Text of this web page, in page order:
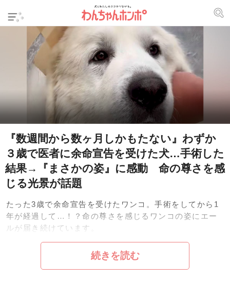
『数週間から数ヶ月しかもたない』わずか
３歳で医者に余命宣告を受けた犬…手術した
結果→『まさかの姿』に感動 命の尊さを感
じる光景が話題
たった3歳で余命宣告を受けたワンコ。手術をしてから1
年が経過して…！？命の尊さを感じるワンコの姿にエー
ルが届き続けています。
続きを読む